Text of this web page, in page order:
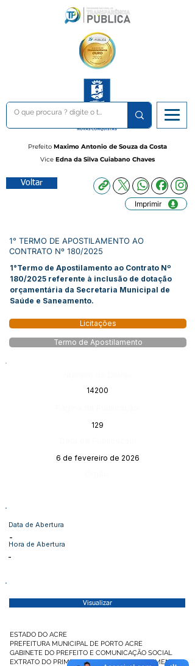
Prefeito Maximo Antonio de Souza da Costa
Vice Edna da Silva Cuiabano Chaves
Voltar
Imprimir
1° TERMO DE APOSTILAMENTO AO
CONTRATO Nº 180/2025
1°Termo de Apostilamento ao Contrato Nº
180/2025 referente à inclusão de dotação
orçamentária da Secretaria Municipal de
Saúde e Saneamento.
Licitações
Termo de Apostilamento
14200
129
6 de fevereiro de 2026
Data de Abertura
-
Hora de Abertura
-
Visualizar
ESTADO DO ACRE
PREFEITURA MUNICIPAL DE PORTO ACRE
GABINETE DO PREFEITO E COMUNICAÇÃO SOCIAL
EXTRATO DO PRIMEIRO TERMO DE APOSTILAMENTO